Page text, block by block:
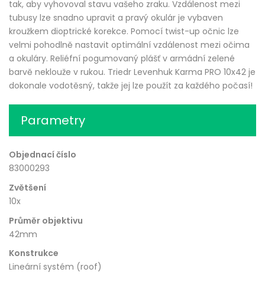
tak, aby vyhovoval stavu vašeho zraku. Vzdálenost mezi
tubusy lze snadno upravit a pravý okulár je vybaven
kroužkem dioptrické korekce. Pomocí twist-up očnic lze
velmi pohodlně nastavit optimální vzdálenost mezi očima
a okuláry. Reliéfní pogumovaný plášť v armádní zelené
barvě neklouže v rukou. Triedr Levenhuk Karma PRO 10x42 je
dokonale vodotěsný, takže jej lze použít za každého počasí!
Parametry
Objednací číslo
83000293
Zvětšení
10x
Průměr objektivu
42mm
Konstrukce
Lineární systém (roof)